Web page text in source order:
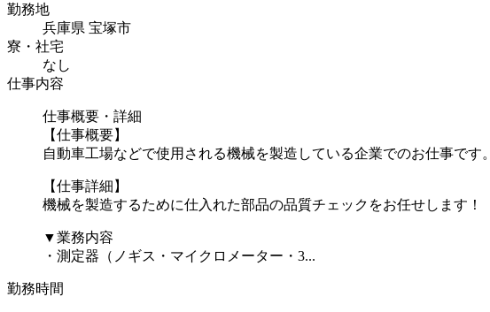
勤務地
兵庫県 宝塚市
寮・社宅
なし
仕事内容
仕事概要・詳細
【仕事概要】
自動車工場などで使用される機械を製造している企業でのお仕事です。
【仕事詳細】
機械を製造するために仕入れた部品の品質チェックをお任せします！
▼業務内容
・測定器（ノギス・マイクロメーター・3...
勤務時間